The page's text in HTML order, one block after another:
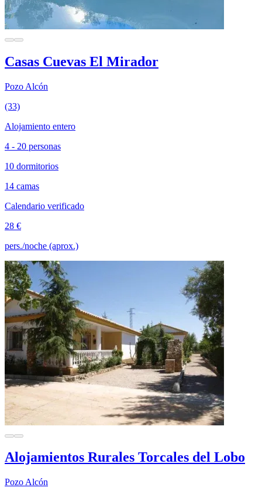
Casas Cuevas El Mirador
Pozo Alcón
(33)
Alojamiento entero
4 - 20 personas
10 dormitorios
14 camas
Calendario verificado
28 €
pers./noche (aprox.)
Alojamientos Rurales Torcales del Lobo
Pozo Alcón